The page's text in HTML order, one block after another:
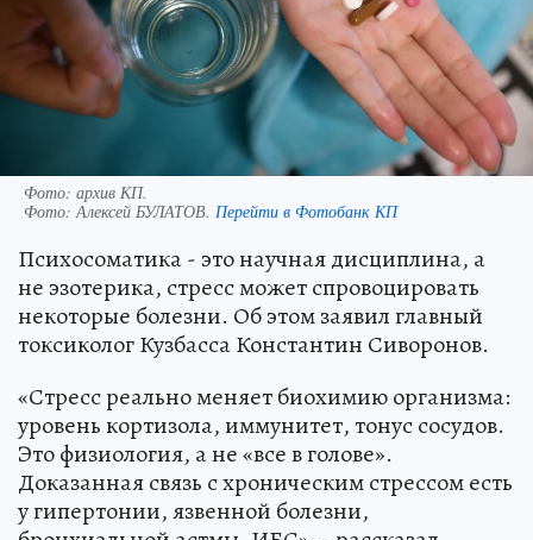
Фото: архив КП.
Фото: Алексей БУЛАТОВ. Перейти в Фотобанк КП
Психосоматика - это научная дисциплина, а
не эзотерика, стресс может спровоцировать
некоторые болезни. Об этом заявил главный
токсиколог Кузбасса Константин Сиворонов.
«Стресс реально меняет биохимию организма:
уровень кортизола, иммунитет, тонус сосудов.
Это физиология, а не «все в голове».
Доказанная связь с хроническим стрессом есть
у гипертонии, язвенной болезни,